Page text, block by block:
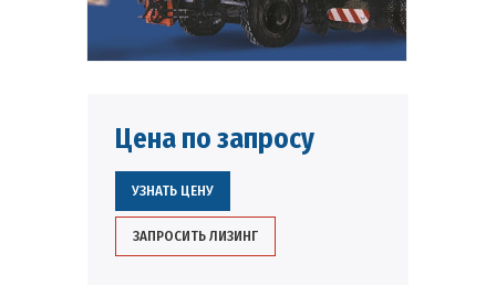
Цена по запросу
УЗНАТЬ ЦЕНУ
ЗАПРОСИТЬ ЛИЗИНГ